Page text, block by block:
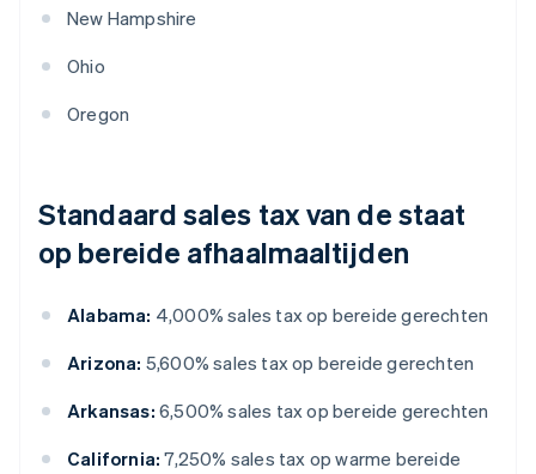
New Hampshire
Ohio
Oregon
Standaard sales tax van de staat
op bereide afhaalmaaltijden
Alabama: 4,000% sales tax op bereide gerechten
Arizona: 5,600% sales tax op bereide gerechten
Arkansas: 6,500% sales tax op bereide gerechten
California: 7,250% sales tax op warme bereide